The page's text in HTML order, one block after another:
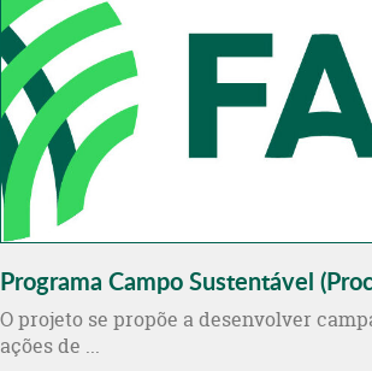
Programa Campo Sustentável
O projeto se propõe a desenvolver
ações de ...